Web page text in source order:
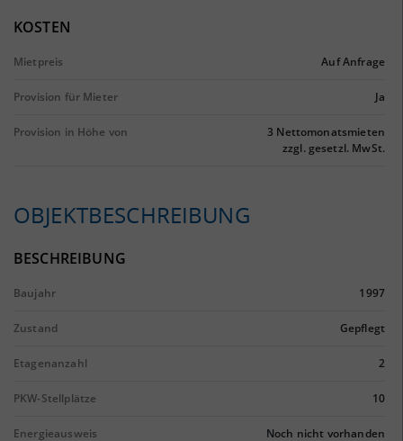
KOSTEN
Mietpreis Auf Anfrage
Provision für Mieter Ja
Provision in Höhe von
3 Nettomonatsmieten
zzgl. gesetzl. MwSt.
OBJEKTBESCHREIBUNG
BESCHREIBUNG
Baujahr 1997
Zustand Gepflegt
Etagenanzahl 2
PKW-Stellplätze 10
Energieausweis Noch nicht vorhanden